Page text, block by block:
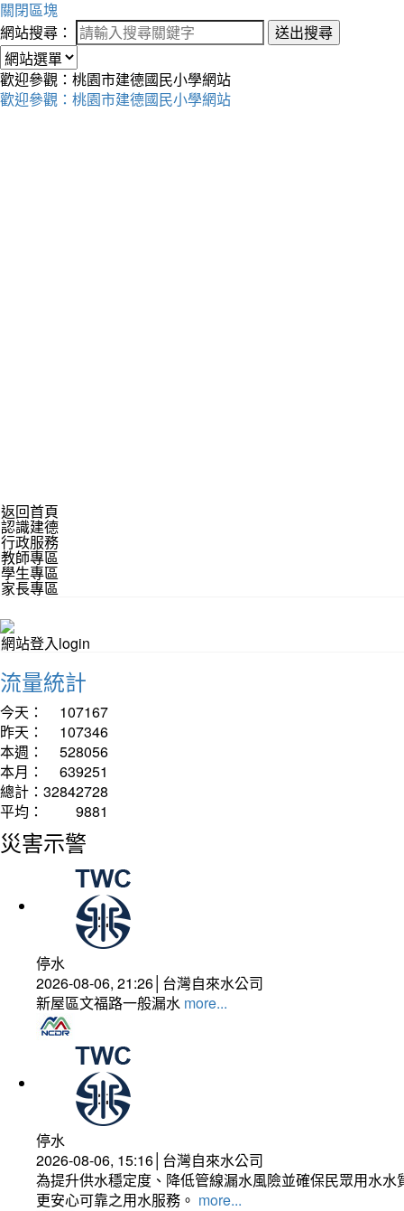
關閉區塊
網站搜尋：
送出搜尋
歡迎參觀：桃園市建德國民小學網站
歡迎參觀：桃園市建德國民小學網站
返回首頁
認識建德
行政服務
教師專區
學生專區
家長專區
網站登入login
流量統計
今天：
107167
昨天：
107346
本週：
528056
本月：
639251
總計： 32842728
平均：
9881
災害示警
停水
2026-08-06, 21:26│台灣自來水公司
新屋區文福路一般漏水 more...
停水
2026-08-06, 15:16│台灣自來水公司
為提升供水穩定度、降低管線漏水風險並確保民眾用水
更安心可靠之用水服務。 more...